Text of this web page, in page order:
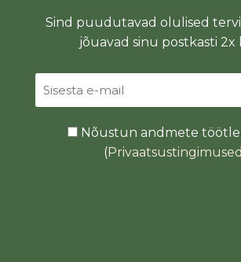
Sind puudutavad olulised
jõuavad sinu postkasti 2x
Nõustun andmete
(Privaatsustingimused